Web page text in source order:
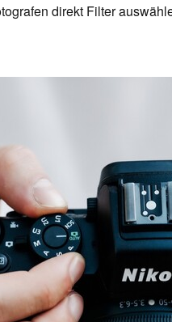
direkt Filter